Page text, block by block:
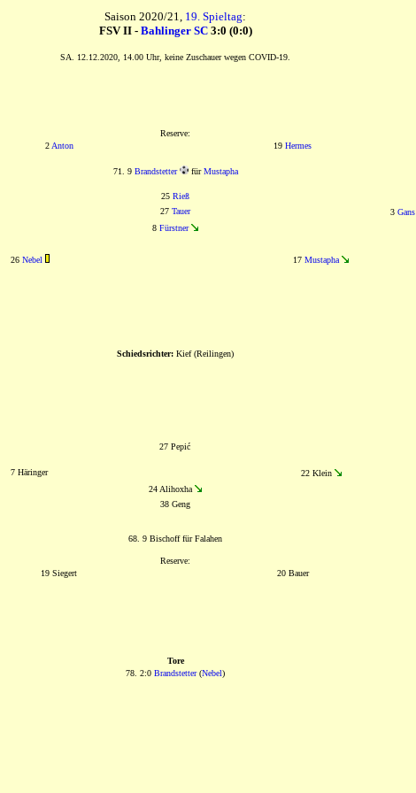
Saison 2020/21, 19. Spieltag:
FSV II - Bahlinger SC3:0 (0:0)
SA. 12.12.2020, 14.00 Uhr, keine Zuschauer wegen COVID-19.
Reserve:
2 Anton 19 Hermes
71. 9 Brandstetter fürMustapha
25 Rieß
27 Tauer 3 Gans
8 Fürstner
26 Nebel 17 Mustapha
Schiedsrichter: Kief (Reilingen)
27 Pepić
7 Häringer 22 Klein
24 Alihoxha
38 Geng
68. 9 Bischoff für Falahen
Reserve:
19 Siegert 20 Bauer
Tore
78. 2:0 Brandstetter(Nebel)